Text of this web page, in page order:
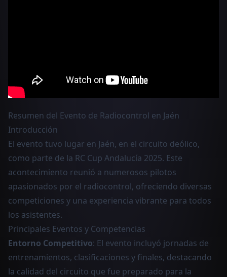
Resumen del Evento de Radiocontrol en Jaén
Introducción
El evento tuvo lugar en Jaén, en el circuito deólico,
como parte de la RC Cup Andalucía 2025. Este
acontecimiento reunió a numerosos pilotos
apasionados por el radiocontrol, ofreciendo diversas
competiciones y una experiencia vibrante para todos
los asistentes.
Principales Eventos y Competencias
Entorno Competitivo: El evento incluyó jornadas de
entrenamientos, clasificaciones y finales, destacando
la calidad del circuito que fue preparado para la